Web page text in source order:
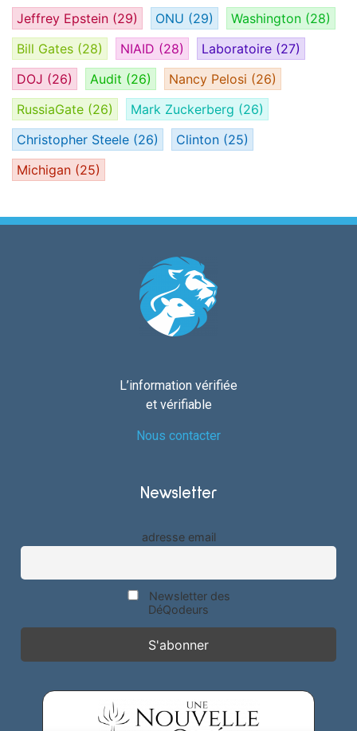
Jeffrey Epstein (29) ONU (29) Washington (28)
Bill Gates (28) NIAID (28) Laboratoire (27)
DOJ (26) Audit (26) Nancy Pelosi (26)
RussiaGate (26) Mark Zuckerberg (26)
Christopher Steele (26) Clinton (25)
Michigan (25)
L’information vérifiée
et vérifiable
Nous contacter
Newsletter
adresse email
Newsletter des
DéQodeurs